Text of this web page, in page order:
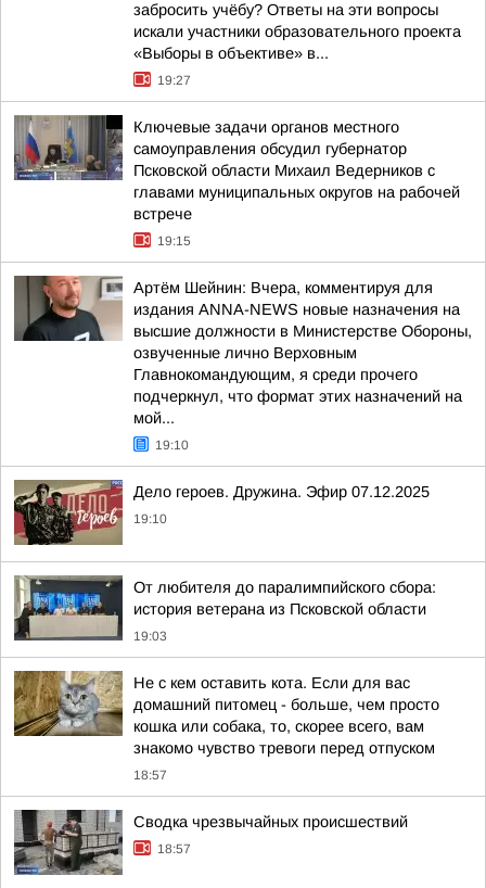
забросить учёбу? Ответы на эти вопросы
искали участники образовательного проекта
«Выборы в объективе» в...
19:27
Ключевые задачи органов местного
самоуправления обсудил губернатор
Псковской области Михаил Ведерников с
главами муниципальных округов на рабочей
встрече
19:15
Артём Шейнин: Вчера, комментируя для
издания ANNA-NEWS новые назначения на
высшие должности в Министерстве Обороны,
озвученные лично Верховным
Главнокомандующим, я среди прочего
подчеркнул, что формат этих назначений на
мой...
19:10
Дело героев. Дружина. Эфир 07.12.2025
19:10
От любителя до паралимпийского сбора:
история ветерана из Псковской области
19:03
Не с кем оставить кота. Если для вас
домашний питомец - больше, чем просто
кошка или собака, то, скорее всего, вам
знакомо чувство тревоги перед отпуском
18:57
Сводка чрезвычайных происшествий
18:57